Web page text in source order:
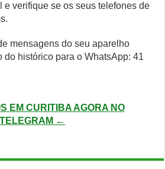
e verifique se os seus telefones de
mensagens do seu aparelho
do histórico para o WhatsApp: 41
EM CURITIBA AGORA NO
TELEGRAM ←